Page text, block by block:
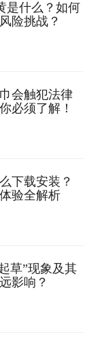
是什么？如何
险挑战？
会触犯法律
必须了解！
下载安装？
验全解析
草”现象及其
影响？